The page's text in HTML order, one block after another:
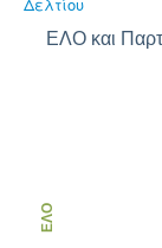
ΕΛΟ και
ΕΛΟ